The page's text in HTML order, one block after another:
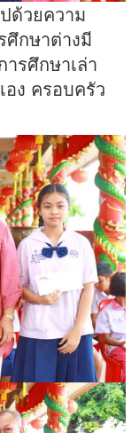
ด้วยความ
กษาต่างมี
รศึกษาเล่า
ง ครอบครัว